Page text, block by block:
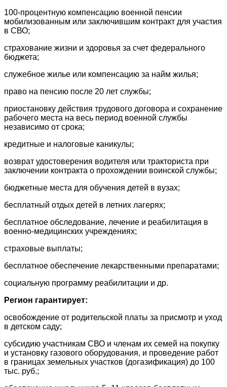
100-процентную компенсацию военной пенсии
мобилизованным или заключившим контракт для участия
в СВО;
страхование жизни и здоровья за счет федерального
бюджета;
служебное жилье или компенсацию за найм жилья;
право на пенсию после 20 лет службы;
приостановку действия трудового договора и сохранение
рабочего места на весь период военной службы
независимо от срока;
кредитные и налоговые каникулы;
возврат удостоверения водителя или тракториста при
заключении контракта о прохождении воинской службы;
бюджетные места для обучения детей в вузах;
бесплатный отдых детей в летних лагерях;
бесплатное обследование, лечение и реабилитация в
военно-медицинских учреждениях;
страховые выплаты;
бесплатное обеспечение лекарственными препаратами;
социальную программу реабилитации и др.
Регион гарантирует:
освобождение от родительской платы за присмотр и уход
в детском саду;
субсидию участникам СВО и членам их семей на покупку
и установку газового оборудования, и проведение работ
в границах земельных участков (догазификация) до 100
тыс. руб.;